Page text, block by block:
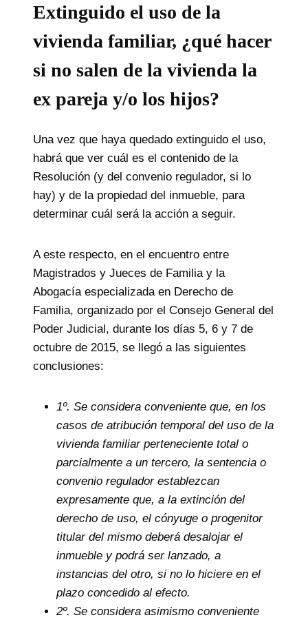
Extinguido el uso de la
vivienda familiar, ¿qué hacer
si no salen de la vivienda la
ex pareja y/o los hijos?
Una vez que haya quedado extinguido el uso,
habrá que ver cuál es el contenido de la
Resolución (y del convenio regulador, si lo
hay) y de la propiedad del inmueble, para
determinar cuál será la acción a seguir.
A este respecto, en el encuentro entre
Magistrados y Jueces de Familia y la
Abogacía especializada en Derecho de
Familia, organizado por el Consejo General del
Poder Judicial, durante los días 5, 6 y 7 de
octubre de 2015, se llegó a las siguientes
conclusiones:
1º. Se considera conveniente que, en los
casos de atribución temporal del uso de la
vivienda familiar perteneciente total o
parcialmente a un tercero, la sentencia o
convenio regulador establezcan
expresamente que, a la extinción del
derecho de uso, el cónyuge o progenitor
titular del mismo deberá desalojar el
inmueble y podrá ser lanzado, a
instancias del otro, si no lo hiciere en el
plazo concedido al efecto.
2º. Se considera asimismo conveniente